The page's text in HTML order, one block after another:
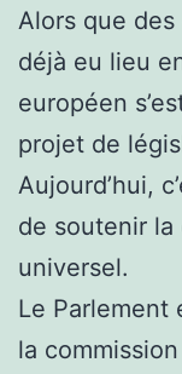
Alors que
déjà eu lieu
européen
projet de
Aujourd’hui,
de soutenir la
universel.
Le Parlement
la